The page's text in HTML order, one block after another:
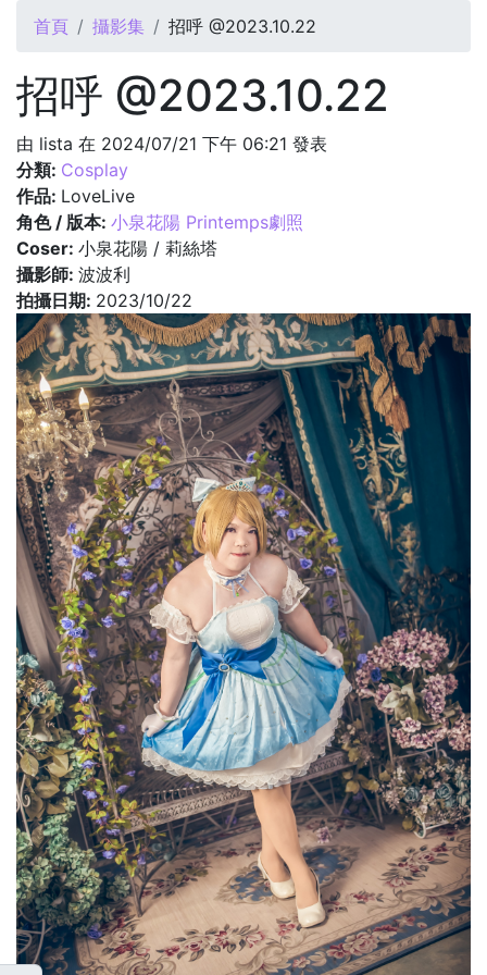
您在這裡
首頁 攝影集 招呼 @2023.10.22
招呼 @2023.10.22
由 lista 在 2024/07/21 下午 06:21 發表
分類: Cosplay
作品: LoveLive
角色 / 版本: 小泉花陽 Printemps劇照
Coser: 小泉花陽 / 莉絲塔
攝影師: 波波利
拍攝日期: 2023/10/22